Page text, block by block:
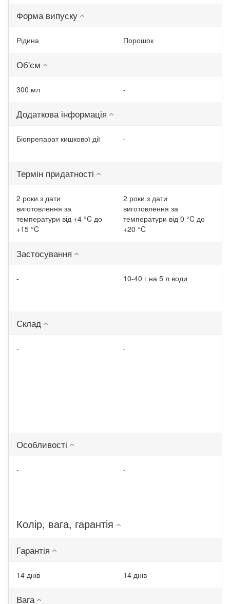
Форма випуску
Рідина Порошок
Об'єм
300 мл -
Додаткова інформація
Біопрепарат кишкової дії -
Термін придатності
2 роки з дати
виготовлення за
температури від +4 °C до
+15 °C
2 роки з дати
виготовлення за
температури від 0 °C до
+20 °C
Застосування
- 10-40 г на 5 л води
Склад
- -
Особливості
- -
Колір, вага, гарантія
Гарантія
14 днів 14 днів
Вага